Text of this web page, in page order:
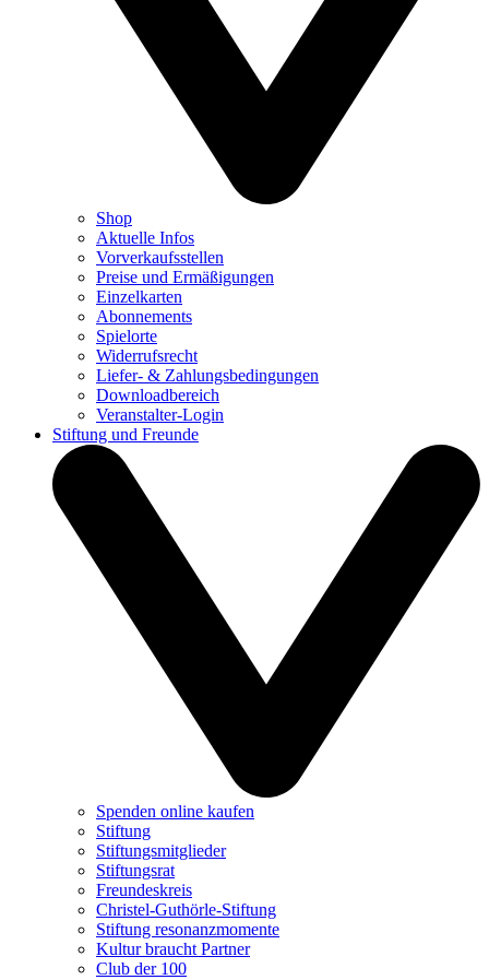
Shop
Aktuelle Infos
Vorverkaufsstellen
Preise und Ermäßigungen
Einzelkarten
Abonnements
Spielorte
Widerrufsrecht
Liefer- & Zahlungsbedingungen
Downloadbereich
Veranstalter-Login
Stiftung und Freunde
Spenden online kaufen
Stiftung
Stiftungsmitglieder
Stiftungsrat
Freundeskreis
Christel-Guthörle-Stiftung
Stiftung resonanzmomente
Kultur braucht Partner
Club der 100